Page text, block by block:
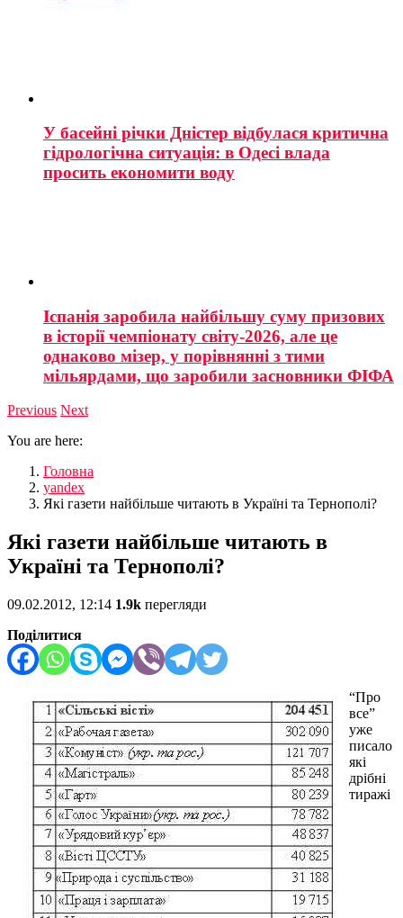
У басейні річки Дністер відбулася критична
гідрологічна ситуація: в Одесі влада
просить економити воду
Іспанія заробила найбільшу суму призових
в історії чемпіонату світу-2026, але це
однаково мізер, у порівнянні з тими
мільярдами, що заробили засновники ФІФА
Previous Next
You are here:
Головна
yandex
Які газети найбільше читають в Україні та Тернополі?
Які газети найбільше читають в
Україні та Тернополі?
09.02.2012, 12:14 1.9k перегляди
Поділитися
“Про
все”
уже
писало
які
дрібні
тиражі